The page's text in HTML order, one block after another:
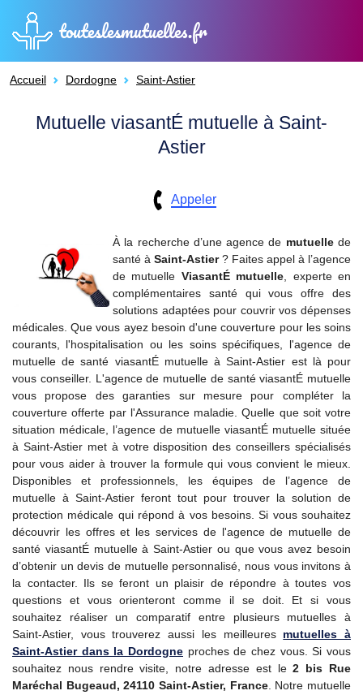
touteslesmutuelles.fr
Accueil Dordogne Saint-Astier
Mutuelle viasantÉ mutuelle à Saint-
Astier
Appeler
À la recherche d’une agence de mutuellede
santé à Saint-Astier? Faites appel à l’agence
de mutuelle ViasantÉ mutuelle , experte en
complémentaires santé qui vous offre des
solutions adaptées pour couvrir vos dépenses
médicales. Que vous ayez besoin d'une couverture pour les soins
courants, l'hospitalisation ou les soins spécifiques, l'agence de
mutuelle de santé viasantÉ mutuelle à Saint-Astier est là pour
vous conseiller. L'agence de mutuelle de santé viasantÉ mutuelle
vous propose des garanties sur mesure pour compléter la
couverture offerte par l'Assurance maladie. Quelle que soit votre
situation médicale, l’agence de mutuelle viasantÉ mutuelle située
à Saint-Astier met à votre disposition des conseillers spécialisés
pour vous aider à trouver la formule qui vous convient le mieux.
Disponibles et professionnels, les équipes de l’agence de
mutuelle à Saint-Astier feront tout pour trouver la solution de
protection médicale qui répond à vos besoins. Si vous souhaitez
découvrir les offres et les services de l'agence de mutuelle de
santé viasantÉ mutuelle à Saint-Astier ou que vous avez besoin
d’obtenir un devis de mutuelle personnalisé, nous vous invitons à
la contacter. Ils se feront un plaisir de répondre à toutes vos
questions et vous orienteront comme il se doit. Et si vous
souhaitez réaliser un comparatif entre plusieurs mutuelles à
Saint-Astier, vous trouverez aussi les meilleures mutuelles à
Saint-Astier dans la Dordogne proches de chez vous. Si vous
souhaitez nous rendre visite, notre adresse est le2 bis Rue
Maréchal Bugeaud, 24110 Saint-Astier, France. Notre mutuelle